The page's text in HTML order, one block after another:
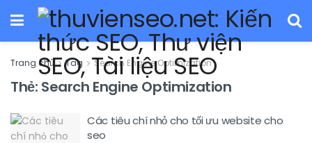
Trang chủ Tag Search Engine Optimization
Thẻ: Search Engine Optimization
Các tiêu chí nhỏ cho tối ưu website cho
seo